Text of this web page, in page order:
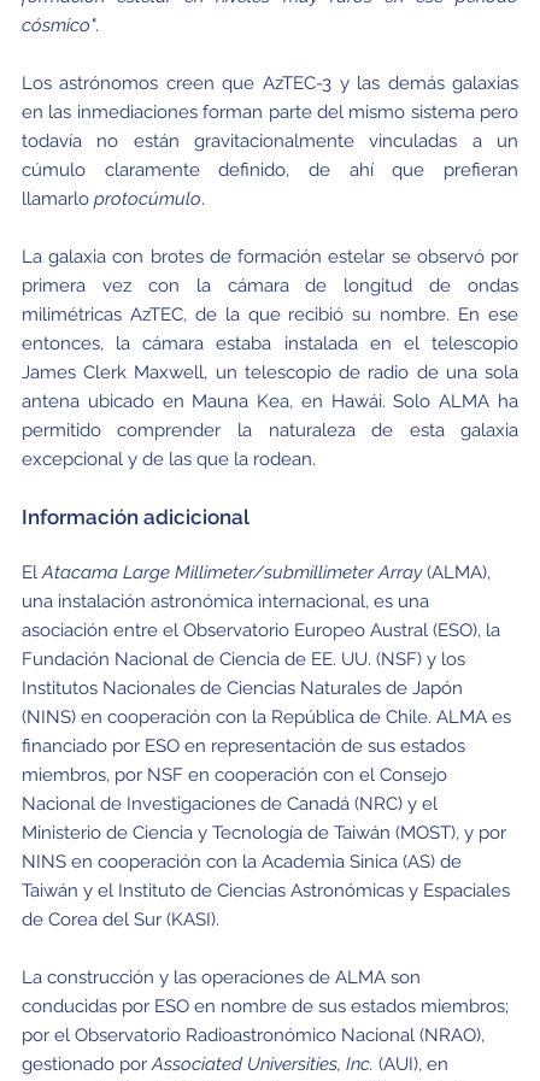
cósmico".
Los astrónomos creen que AzTEC-3 y las demás galaxias
en las inmediaciones forman parte del mismo sistema pero
todavía no están gravitacionalmente vinculadas a un
cúmulo claramente definido, de ahí que prefieran
llamarlo protocúmulo.
La galaxia con brotes de formación estelar se observó por
primera vez con la cámara de longitud de ondas
milimétricas AzTEC, de la que recibió su nombre. En ese
entonces, la cámara estaba instalada en el telescopio
James Clerk Maxwell, un telescopio de radio de una sola
antena ubicado en Mauna Kea, en Hawái. Solo ALMA ha
permitido comprender la naturaleza de esta galaxia
excepcional y de las que la rodean.
Información adicicional
ElAtacama Large Millimeter/submillimeter Array(ALMA),
una instalación astronómica internacional, es una
asociación entre el Observatorio Europeo Austral (ESO), la
Fundación Nacional de Ciencia de EE. UU. (NSF) y los
Institutos Nacionales de Ciencias Naturales de Japón
(NINS) en cooperación con la República de Chile. ALMA es
financiado por ESO en representación de sus estados
miembros, por NSF en cooperación con el Consejo
Nacional de Investigaciones de Canadá (NRC) y el
Ministerio de Ciencia y Tecnología de Taiwán (MOST), y por
NINS en cooperación con la Academia Sinica (AS) de
Taiwán y el Instituto de Ciencias Astronómicas y Espaciales
de Corea del Sur (KASI).
La construcción y las operaciones de ALMA son
conducidas por ESO en nombre de sus estados miembros;
por el Observatorio Radioastronómico Nacional (NRAO),
gestionado porAssociated Universities, Inc. (AUI), en